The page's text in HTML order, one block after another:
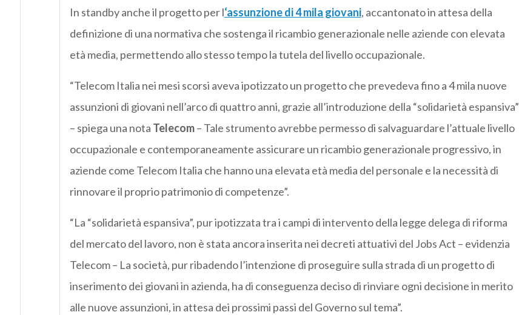
In standby anche il progetto per l‘assunzione di 4 mila giovani, accantonato in attesa della
definizione di una normativa che sostenga il ricambio generazionale nelle aziende con elevata
età media, permettendo allo stesso tempo la tutela del livello occupazionale.
“Telecom Italia nei mesi scorsi aveva ipotizzato un progetto che prevedeva fino a 4 mila nuove
assunzioni di giovani nell’arco di quattro anni, grazie all’introduzione della “solidarietà espansiva”
– spiega una nota Telecom– Tale strumento avrebbe permesso di salvaguardare l’attuale livello
occupazionale e contemporaneamente assicurare un ricambio generazionale progressivo, in
aziende come Telecom Italia che hanno una elevata età media del personale e la necessità di
rinnovare il proprio patrimonio di competenze”.
“La “solidarietà espansiva”, pur ipotizzata tra i campi di intervento della legge delega di riforma
del mercato del lavoro, non è stata ancora inserita nei decreti attuativi del Jobs Act – evidenzia
Telecom – La società, pur ribadendo l’intenzione di proseguire sulla strada di un progetto di
inserimento dei giovani in azienda, ha di conseguenza deciso di rinviare ogni decisione in merito
alle nuove assunzioni, in attesa dei prossimi passi del Governo sul tema”.